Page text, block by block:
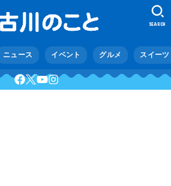
ニュース イベント グルメ スイーツ
SEARCH